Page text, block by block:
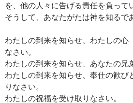
を、他の人々に告げる責任を負って
そうして、あなたがたは神を知るで
わたしの到来を知らせ、わたしの心
なさい。
わたしの到来を知らせ、あなたの兄
わたしの到来を知らせ、奉仕の歓び
りなさい。
わたしの祝福を受け取りなさい。